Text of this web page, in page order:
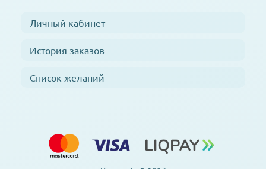
Личный кабинет
История заказов
Список желаний